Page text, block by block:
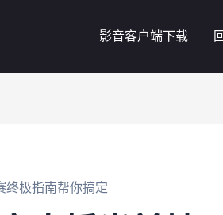
影音客户端下载
终极指南帮你搞定